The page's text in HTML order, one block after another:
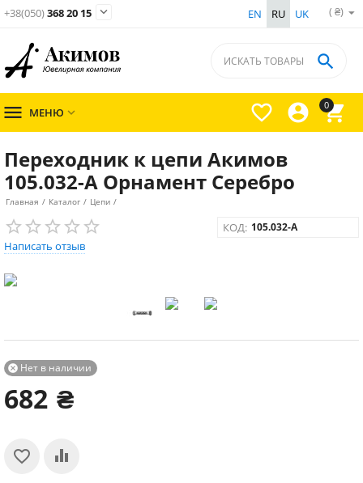
( ₴)
EN RU UK
+38(050)368 20 15 
0




 МЕНЮ 
Переходник к цепи Акимов
105.032-A Орнамент Серебро
Главная / Каталог / Цепи /
Написать отзыв
КОД: 105.032-A
Нет в наличии

682 ₴